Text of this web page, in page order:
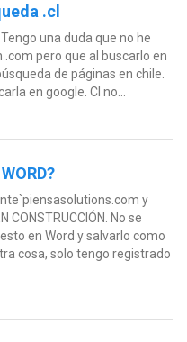
.cl
una duda que no he
pero que al buscarlo en
de páginas en chile.
en google. Cl no...
y
CONSTRUCCIÓN. No se
en Word y salvarlo como
cosa, solo tengo registrado